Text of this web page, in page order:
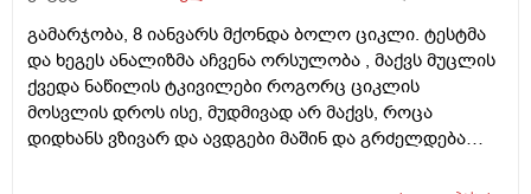
გამარჯობა, 8 იანვარს მქონდა ბოლო ციკლი. ტესტმა
და ხეგეს ანალიზმა აჩვენა ორსულობა , მაქვს მუცლის
ქვედა ნაწილის ტკივილები როგორც ციკლის
მოსვლის დროს ისე, მუდმივად არ მაქვს, როცა
დიდხანს ვზივარ და ავდგები მაშინ და გრძელდება